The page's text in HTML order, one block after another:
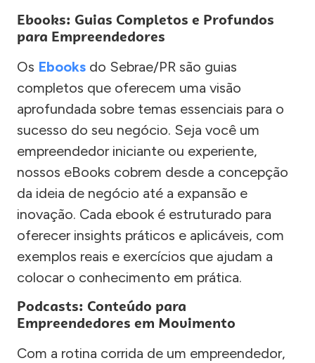
Ebooks: Guias Completos e Profundos
para Empreendedores
Os Ebooks do Sebrae/PR são guias
completos que oferecem uma visão
aprofundada sobre temas essenciais para o
sucesso do seu negócio. Seja você um
empreendedor iniciante ou experiente,
nossos eBooks cobrem desde a concepção
da ideia de negócio até a expansão e
inovação. Cada ebook é estruturado para
oferecer insights práticos e aplicáveis, com
exemplos reais e exercícios que ajudam a
colocar o conhecimento em prática.
Podcasts: Conteúdo para
Empreendedores em Movimento
Com a rotina corrida de um empreendedor,